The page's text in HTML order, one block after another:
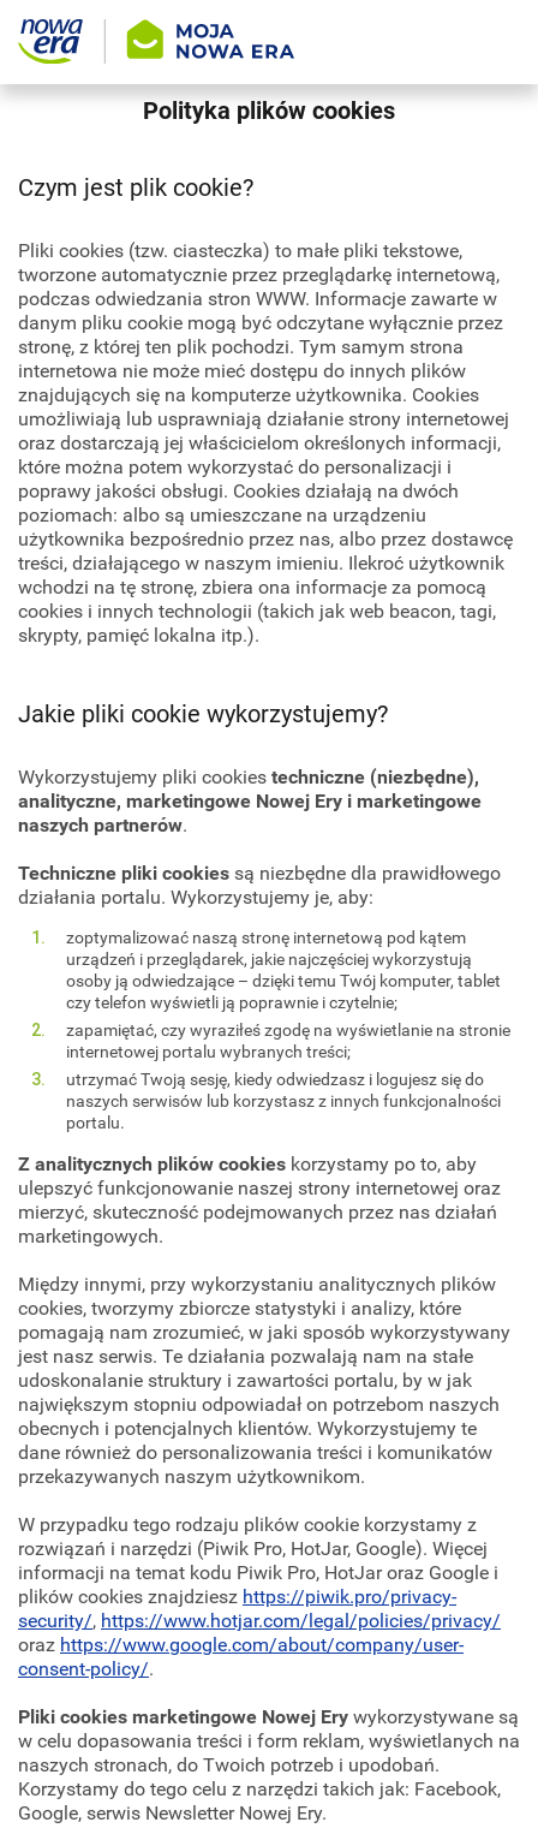
Polityka plików cookies
Czym jest plik cookie?
Pliki cookies (tzw. ciasteczka) to małe pliki tekstowe,
tworzone automatycznie przez przeglądarkę internetową,
podczas odwiedzania stron WWW. Informacje zawarte w
danym pliku cookie mogą być odczytane wyłącznie przez
stronę, z której ten plik pochodzi. Tym samym strona
internetowa nie może mieć dostępu do innych plików
znajdujących się na komputerze użytkownika. Cookies
umożliwiają lub usprawniają działanie strony internetowej
oraz dostarczają jej właścicielom określonych informacji,
które można potem wykorzystać do personalizacji i
poprawy jakości obsługi. Cookies działają na dwóch
poziomach: albo są umieszczane na urządzeniu
użytkownika bezpośrednio przez nas, albo przez dostawcę
treści, działającego w naszym imieniu. Ilekroć użytkownik
wchodzi na tę stronę, zbiera ona informacje za pomocą
cookies i innych technologii (takich jak web beacon, tagi,
skrypty, pamięć lokalna itp.).
Jakie pliki cookie wykorzystujemy?
Wykorzystujemy pliki cookiestechniczne (niezbędne),
analityczne, marketingowe Nowej Ery i marketingowe
naszych partnerów.
Techniczne pliki cookiessą niezbędne dla prawidłowego
działania portalu. Wykorzystujemy je, aby:
zoptymalizować naszą stronę internetową pod kątem
urządzeń i przeglądarek, jakie najczęściej wykorzystują
osoby ją odwiedzające – dzięki temu Twój komputer, tablet
czy telefon wyświetli ją poprawnie i czytelnie;
zapamiętać, czy wyraziłeś zgodę na wyświetlanie na stronie
internetowej portalu wybranych treści;
utrzymać Twoją sesję, kiedy odwiedzasz i logujesz się do
naszych serwisów lub korzystasz z innych funkcjonalności
portalu.
Z analitycznych plików cookies korzystamy po to, aby
ulepszyć funkcjonowanie naszej strony internetowej oraz
mierzyć, skuteczność podejmowanych przez nas działań
marketingowych.
Między innymi, przy wykorzystaniu analitycznych plików
cookies, tworzymy zbiorcze statystyki i analizy, które
pomagają nam zrozumieć, w jaki sposób wykorzystywany
jest nasz serwis. Te działania pozwalają nam na stałe
udoskonalanie struktury i zawartości portalu, by w jak
największym stopniu odpowiadał on potrzebom naszych
obecnych i potencjalnych klientów. Wykorzystujemy te
dane również do personalizowania treści i komunikatów
przekazywanych naszym użytkownikom.
W przypadku tego rodzaju plików cookie korzystamy z
rozwiązań i narzędzi (Piwik Pro, HotJar, Google). Więcej
informacji na temat kodu Piwik Pro, HotJar oraz Google i
plików cookies znajdziesz https://piwik.pro/privacy-
security/, https://www.hotjar.com/legal/policies/privacy/
oraz https://www.google.com/about/company/user-
consent-policy/.
Pliki cookies marketingowe Nowej Erywykorzystywane są
w celu dopasowania treści i form reklam, wyświetlanych na
naszych stronach, do Twoich potrzeb i upodobań.
Korzystamy do tego celu z narzędzi takich jak: Facebook,
Google, serwis Newsletter Nowej Ery.